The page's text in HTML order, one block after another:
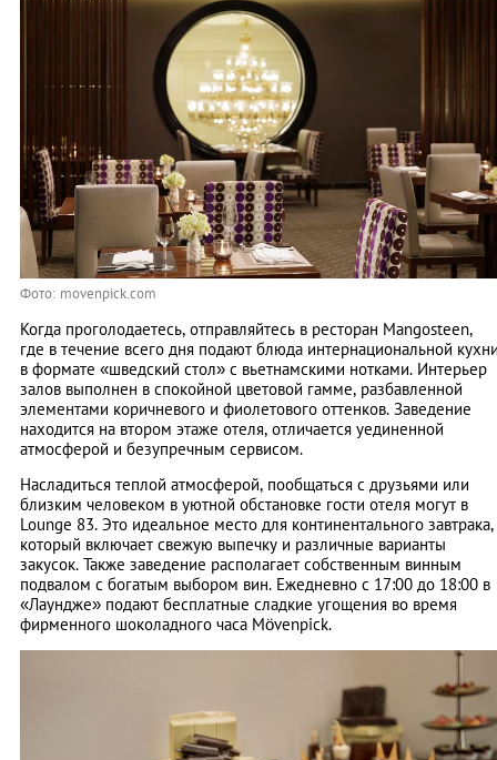
Фото: movenpick.com
Когда проголодаетесь, отправляйтесь в ресторан Mangosteen,
где в течение всего дня подают блюда интернациональной
в формате «шведский стол» с вьетнамскими нотками. Интерьер
залов выполнен в спокойной цветовой гамме, разбавленной
элементами коричневого и фиолетового оттенков. Заведение
находится на втором этаже отеля, отличается уединенной
атмосферой и безупречным сервисом.
Насладиться теплой атмосферой, пообщаться с друзьями или
близким человеком в уютной обстановке гости отеля могут в
Lounge 83. Это идеальное место для континентального завтрака,
который включает свежую выпечку и различные варианты
закусок. Также заведение располагает собственным винным
подвалом с богатым выбором вин. Ежедневно с 17:00 до 18:00 в
«Лаундже» подают бесплатные сладкие угощения во время
фирменного шоколадного часа Mövenpick.